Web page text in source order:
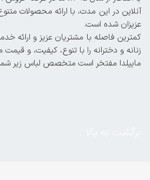
آنلاین در این مدت، با ارائه محصولات
عزیزان شده است.
زنانه و دخترانه را با تنوع، کیفیت، و
ماییلدا مفتخر است متخصص لباس زیر